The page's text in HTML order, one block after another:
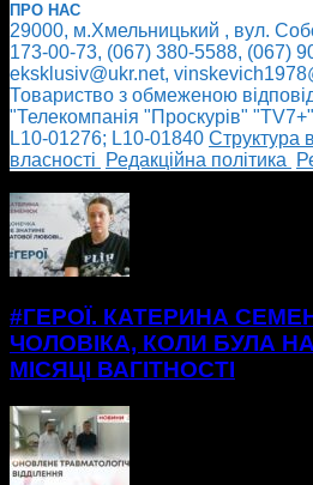
ПРО НАС
29000, м.Хмельницький , вул.
173-00-73, (067) 380-5588, (067)
eksklusiv@ukr.net,
Товариство з обмеженою
"Телекомпанія "Проскурів"
L10-01276; L10-01840 Cтруктура
власності
Редакційна політика
#ГЕРОЇ. КАТЕРИНА
ЧОЛОВІКА, КОЛИ БУЛА
МІСЯЦІ ВАГІТНОСТІ